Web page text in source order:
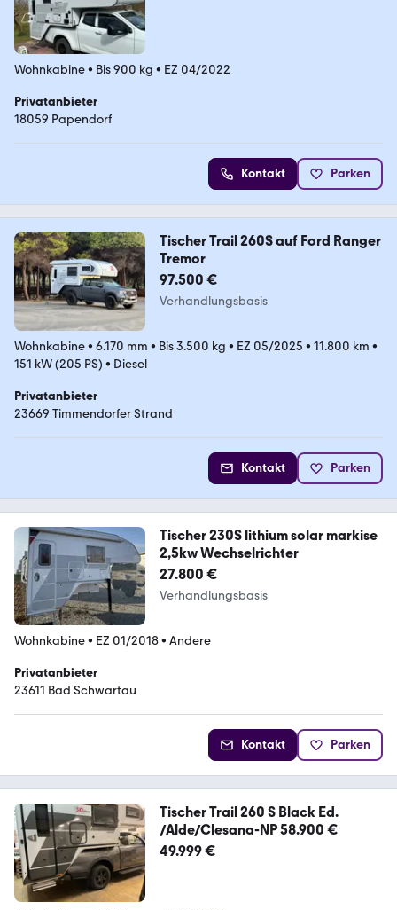
Wohnkabine• Bis 900 kg • EZ 04/2022
Privatanbieter
18059 Papendorf
Kontakt Parken
Tischer Trail 260S auf Ford Ranger
Tremor
97.500 €
Verhandlungsbasis
Wohnkabine• 6.170 mm • Bis 3.500 kg • EZ 05/2025 • 11.800 km •
151 kW (205 PS) • Diesel
Privatanbieter
23669 Timmendorfer Strand
Kontakt Parken
Tischer 230S lithium solar markise
2,5kw Wechselrichter
27.800 €
Verhandlungsbasis
Wohnkabine• EZ 01/2018• Andere
Privatanbieter
23611 Bad Schwartau
Kontakt Parken
Tischer Trail 260 S Black Ed.
/Alde/Clesana-NP 58.900 €
49.999 €